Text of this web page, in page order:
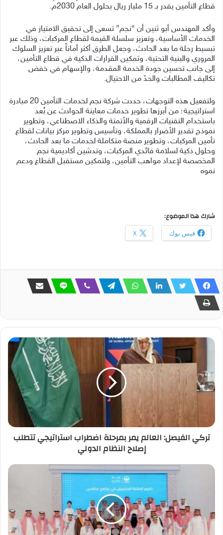
قطاع التأمين يقدر بـ 15 مليار ريال بحلول العام 2030م.
وأكد المهندس أبو ثنين أن “نجم” تسعى إلى تحقيق الامتياز في
الخدمات الأساسية، وتعزيز سلسلة القيمة لقطاع المركبات، وذلك عبر
تبسيط رحلة ما بعد الحادث، وجعل الطرق أكثر أماناً عبر تعزيز السلوك
المروري والبنية التحتية، وتمكين القرارات الذكية في قطاع التأمين،
إلى جانب تحسين جودة الخدمة المقدمة، والإسهام في خفض
تكاليف المطالبات والحدّ من الاحتيال.
ولتفعيل هذه التوجهات، حددت شركة نجم لخدمات التأمين 20 مبادرة
استراتيجية؛ من أبرزها تطوير خدمات معاينة الحوادث عن بُعد
باستخدام التقنيات الرقمية والأتمتة والذكاء الاصطناعي، وتطوير
نموذج تقدير الأضرار بالمملكة، وتأسيس وتطوير مركز بيانات لقطاع
تأمين المركبات، وتطوير منصة متكاملة لخدمات ما بعد الحادث،
وحلول ذكية لسلامة قائدي المركبات، وتدشين أكاديمية نجم
المخصصة لإعداد مواهب التأمين، ولتمكين مستقبل القطاع ودعم
نموه
شارك هذا الموضوع:
فيس بوك X
تركي الفيصل: العالم يمر بمرحلة اضطراب استراتيجي تتطلب
إصلاح النظام الدولي